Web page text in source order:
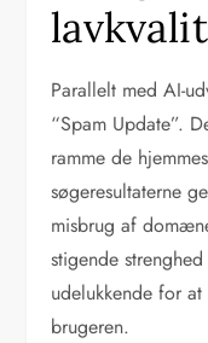
Parallelt med AI-
“Spam Update”.
ramme de
søgeresultaterne
misbrug af
stigende
udelukkende for
brugeren.